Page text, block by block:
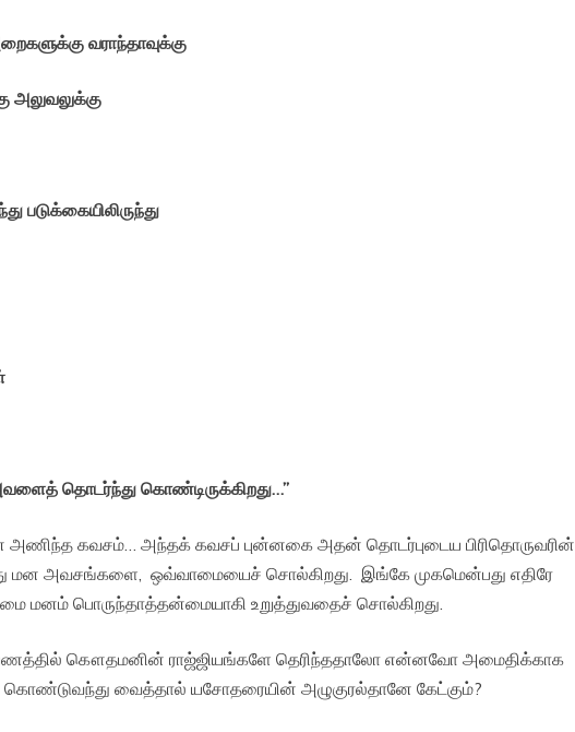
வராந்தாவுக்கு
அலுவலுக்கு
படுக்கையிலிருந்து
தொடர்ந்து கொண்டிருக்கிறது…”
கவசம்… அந்தக் கவசப் புன்னகை அதன் தொடர்புடைய பிரிதொருவரின்
மன அவசங்களை, ஒவ்வாமையைச் சொல்கிறது. இங்கே முகமென்பது எதிரே
மனம் பொருந்தாத்தன்மையாகி உறுத்துவதைச் சொல்கிறது.
கௌதமனின் ராஜ்ஜியங்களே தெரிந்ததாலோ என்னவோ அமைதிக்காக
வைத்தால் யசோதரையின் அழுகுரல்தானே கேட்கும்?